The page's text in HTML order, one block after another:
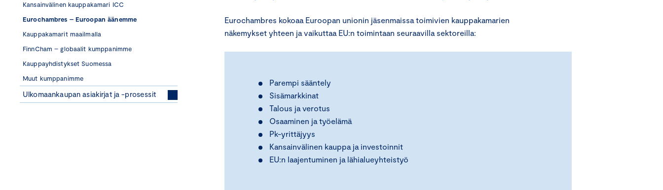
Kansainvälinen kauppakamari ICC
Eurochambres – Euroopan äänemme
Kauppakamarit maailmalla
FinnCham – globaalit kumppanimme
Kauppayhdistykset Suomessa
Muut kumppanimme
Ulkomaankaupan asiakirjat ja -prosessit
Eurochambres kokoaa Euroopan unionin jäsenmaissa toimivien kauppakamarien
näkemykset yhteen ja vaikuttaa EU:n toimintaan seuraavilla sektoreilla:
Parempi sääntely
Sisämarkkinat
Talous ja verotus
Osaaminen ja työelämä
Pk-yrittäjyys
Kansainvälinen kauppa ja investoinnit
EU:n laajentuminen ja lähialueyhteistyö